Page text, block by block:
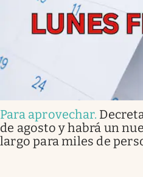
Para aprovechar.
de agosto y habrá un
largo para miles de